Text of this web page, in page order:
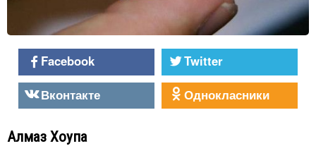
Facebook
Twitter
Вконтакте
Однокласники
Алмаз Хоупа